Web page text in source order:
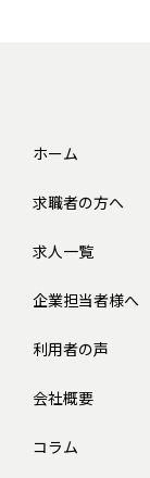
ホーム
求職者の方へ
求人一覧
企業担当者様へ
利用者の声
会社概要
コラム